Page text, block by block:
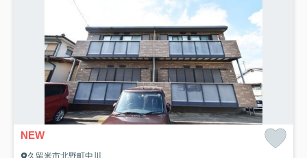
NEW
久留米市北野町中川